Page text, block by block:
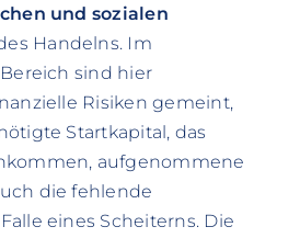
und sozialen
Handelns. Im
sind hier
Risiken gemeint,
Startkapital, das
aufgenommene
die fehlende
eines Scheiterns. Die